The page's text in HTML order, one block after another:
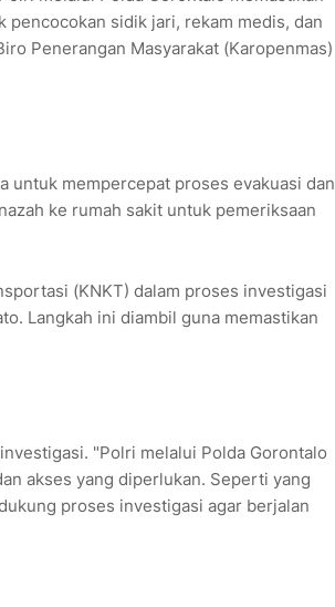
sidik jari, rekam medis, dan
Penerangan Masyarakat (Karopenmas)
untuk mempercepat proses evakuasi dan
ke rumah sakit untuk pemeriksaan
(KNKT) dalam proses investigasi
Langkah ini diambil guna memastikan
"Polri melalui Polda Gorontalo
akses yang diperlukan. Seperti yang
proses investigasi agar berjalan